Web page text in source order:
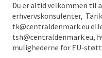
Du er altid velkommen til
erhvervskonsulenter,
tk@centraldenmark.eu
tsh@centraldenmark.eu,
mulighederne for EU-